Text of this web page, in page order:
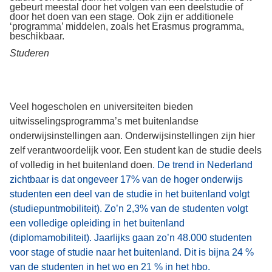
gebeurt meestal door het volgen van een deelstudie of
door het doen van een stage. Ook zijn er additionele
‘programma’ middelen, zoals het Erasmus programma,
beschikbaar.
Studeren
Veel hogescholen en universiteiten bieden
uitwisselingsprogramma’s met buitenlandse
onderwijsinstellingen aan. Onderwijsinstellingen zijn hier
zelf verantwoordelijk voor. Een student kan de studie deels
of volledig in het buitenland doen. De trend in Nederland
zichtbaar is dat ongeveer 17% van de hoger onderwijs
studenten een deel van de studie in het buitenland volgt
(studiepuntmobiliteit). Zo’n 2,3% van de studenten volgt
een volledige opleiding in het buitenland
(diplomamobiliteit). Jaarlijks gaan zo’n 48.000 studenten
voor stage of studie naar het buitenland. Dit is bijna 24 %
van de studenten in het wo en 21 % in het hbo.